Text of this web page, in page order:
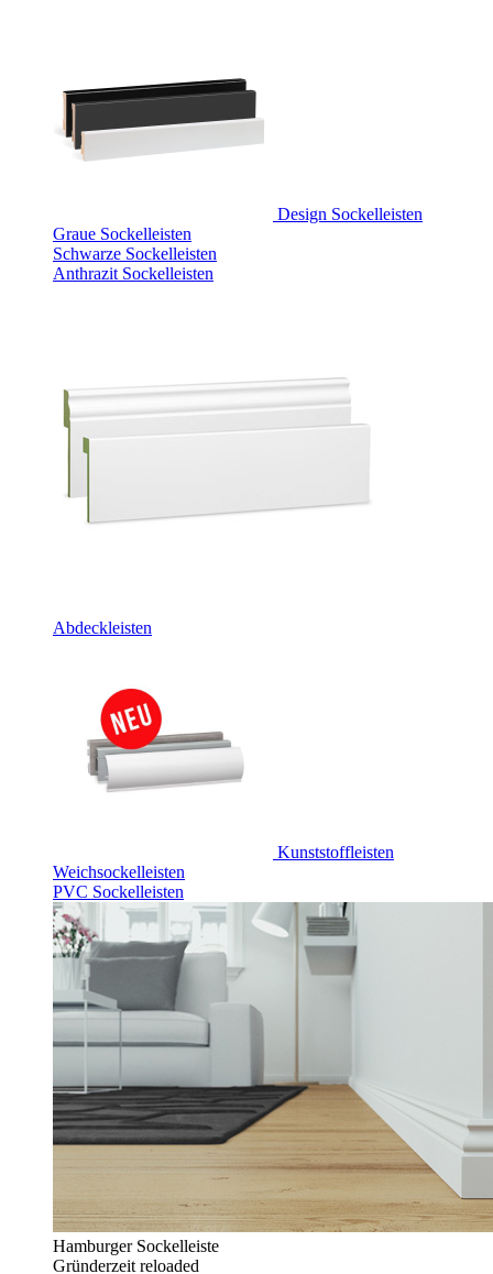
Design Sockelleisten
Graue Sockelleisten
Schwarze Sockelleisten
Anthrazit Sockelleisten
Abdeckleisten
Kunststoffleisten
Weichsockelleisten
PVC Sockelleisten
Hamburger Sockelleiste
Gründerzeit reloaded